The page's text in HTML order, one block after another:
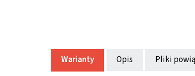
Warianty Opis Pliki